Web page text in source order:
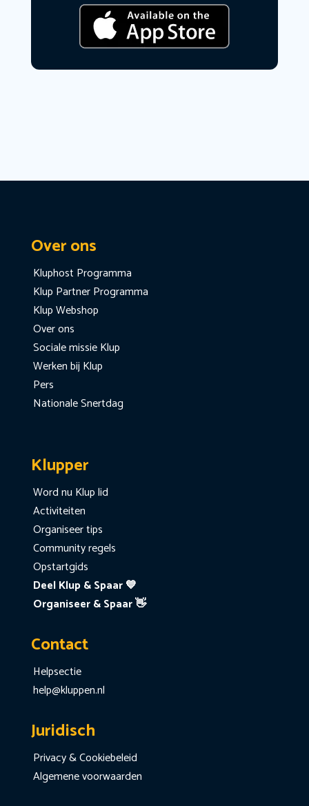
Over ons
Kluphost Programma
Klup Partner Programma
Klup Webshop
Over ons
Sociale missie Klup
Werken bij Klup
Pers
Nationale Snertdag
Klupper
Word nu Klup lid
Activiteiten
Organiseer tips
Community regels
Opstartgids
Deel Klup & Spaar 💙
Organiseer & Spaar 👋
Contact
Helpsectie
help@kluppen.nl
Juridisch
Privacy & Cookiebeleid
Algemene voorwaarden